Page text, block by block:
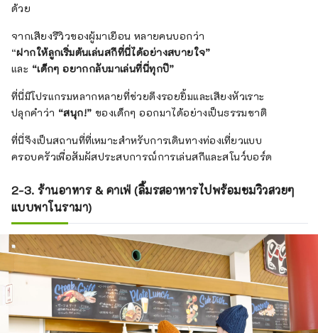
ด้วย
จากเสียงรีวิวของผู้มาเยือน หลายคนบอกว่า
“ฝากให้ลูกเริ่มต้นเล่นสกีที่นี่ได้อย่างสบายใจ”
และ “เด็กๆ อยากกลับมาเล่นที่นี่ทุกปี”
ที่นี่มีโปรแกรมหลากหลายที่ช่วยดึงรอยยิ้มและเสียงหัวเราะ
ปลุกคำว่า “สนุก!” ของเด็กๆ ออกมาได้อย่างเป็นธรรมชาติ
ที่นี่จึงเป็นสถานที่ที่เหมาะสำหรับการเดินทางท่องเที่ยวแบบ
ครอบครัวเพื่อสัมผัสประสบการณ์การเล่นสกีและสโนว์บอร์ด
2-3. ร้านอาหาร & คาเฟ่ (ลิ้มรสอาหารไปพร้อมชมวิวสวยๆ
แบบพาโนรามา)